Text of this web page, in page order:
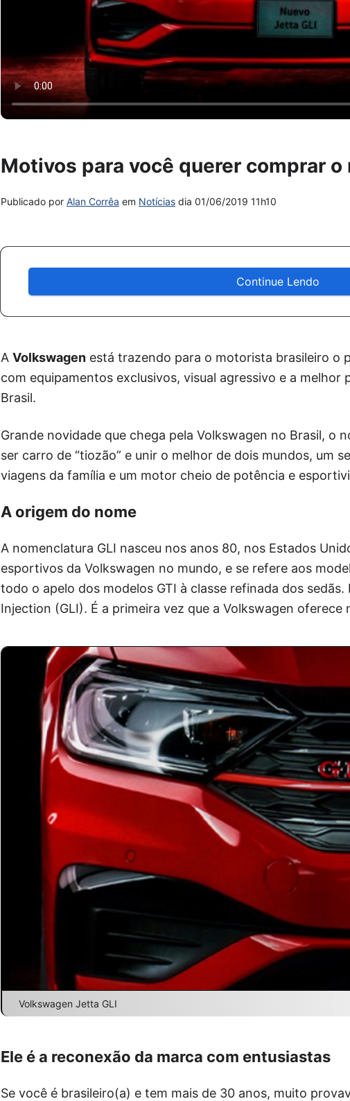
Motivos para você querer comprar o
Publicado por Alan Corrêa em Notícias dia 01/06/2019 11h10
Continue Lendo
A Volkswagen está trazendo para o motorista brasileiro o
com equipamentos exclusivos, visual agressivo e a melhor
Brasil.
Grande novidade que chega pela Volkswagen no Brasil, o
ser carro de “tiozão” e unir o melhor de dois mundos, um
viagens da família e um motor cheio de potência e
A origem do nome
A nomenclatura GLI nasceu nos anos 80, nos Estados
esportivos da Volkswagen no mundo, e se refere aos
todo o apelo dos modelos GTI à classe refinada dos
Injection (GLI). É a primeira vez que a Volkswagen oferece
Volkswagen Jetta GLI
Ele é a reconexão da marca com entusiastas
Se você é brasileiro(a) e tem mais de 30 anos, muito